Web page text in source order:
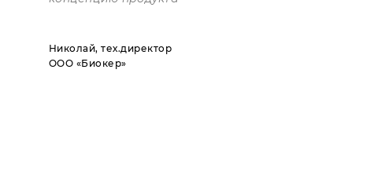
Николай, тех.директор
ООО «Биокер»